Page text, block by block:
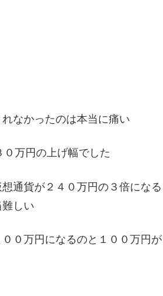
なかったのは本当に痛い
０万円の上げ幅でした
想通貨が２４０万円の３倍にな
しい
００万円になるのと１００万円